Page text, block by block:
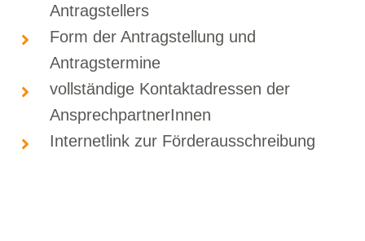
Antragstellers
Form der Antragstellung und
Antragstermine
vollständige Kontaktadressen der
AnsprechpartnerInnen
Internetlink zur Förderausschreibung